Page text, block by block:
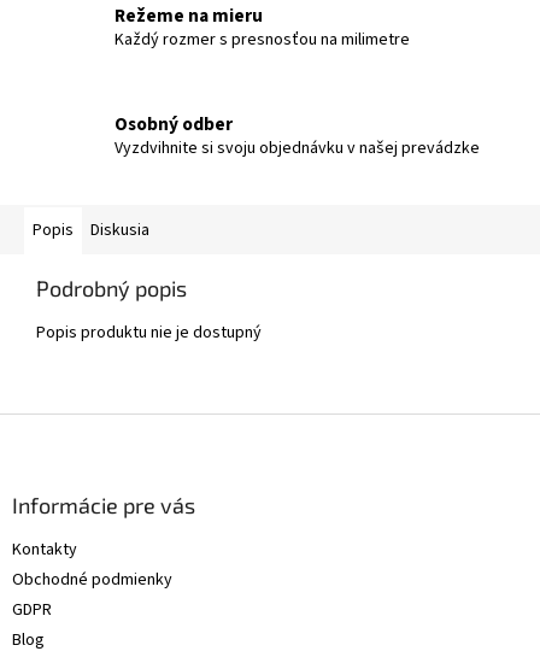
Režeme na mieru
Každý rozmer s presnosťou na milimetre
Osobný odber
Vyzdvihnite si svoju objednávku v našej prevádzke
Popis Diskusia
Podrobný popis
Popis produktu nie je dostupný
Informácie pre vás
Kontakty
Obchodné podmienky
GDPR
Blog